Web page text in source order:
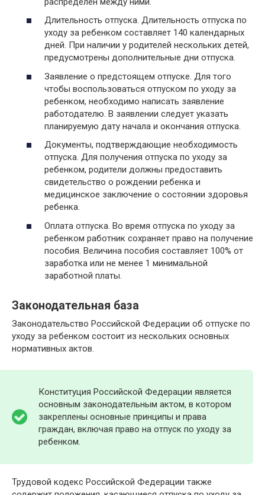
Длительность отпуска. Длительность отпуска по
уходу за ребенком составляет 140 календарных
дней. При наличии у родителей нескольких детей,
предусмотрены дополнительные дни отпуска.
Заявление о предстоящем отпуске. Для того
чтобы воспользоваться отпуском по уходу за
ребенком, необходимо написать заявление
работодателю. В заявлении следует указать
планируемую дату начала и окончания отпуска.
Документы, подтверждающие необходимость
отпуска. Для получения отпуска по уходу за
ребенком, родители должны предоставить
свидетельство о рождении ребенка и
медицинское заключение о состоянии здоровья
ребенка.
Оплата отпуска. Во время отпуска по уходу за
ребенком работник сохраняет право на получение
пособия. Величина пособия составляет 100% от
заработка или не менее 1 минимальной
заработной платы.
Законодательная база
Законодательство Российской Федерации об отпуске по
уходу за ребенком состоит из нескольких основных
нормативных актов.
Конституция Российской Федерации является
основным законодательным актом, в котором
закреплены основные принципы и права
граждан, включая право на отпуск по уходу за
ребенком.
Трудовой кодекс Российской Федерации также